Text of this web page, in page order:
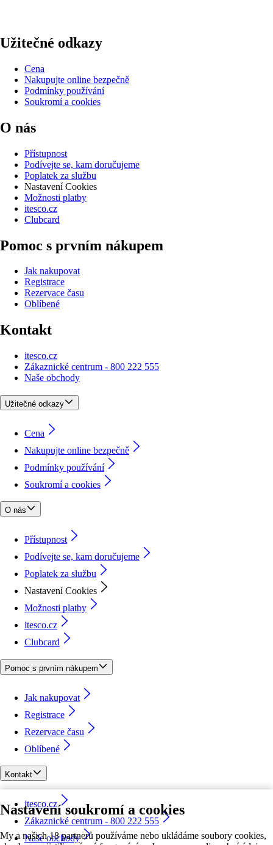
Nastavení soukromí a cookies
My a našich 18 partnerů používáme nebo ukládáme soubory cookies,
Užitečné odkazy
Cena
Nakupujte online bezpečně
Podmínky používání
Soukromí a cookies
O nás
Přístupnost
Podívejte se, kam doručujeme
Poplatek za službu
Nastavení Cookies
Možnosti platby
itesco.cz
Clubcard
Pomoc s prvním nákupem
Jak nakupovat
Registrace
Rezervace času
Oblíbené
Kontakt
itesco.cz
Zákaznické centrum - 800 222 555
Naše obchody
Užitečné odkazy
Cena
Nakupujte online bezpečně
Podmínky používání
Soukromí a cookies
O nás
Přístupnost
Podívejte se, kam doručujeme
Poplatek za službu
Nastavení Cookies
Možnosti platby
itesco.cz
Clubcard
Pomoc s prvním nákupem
Jak nakupovat
Registrace
Rezervace času
Oblíbené
Kontakt
itesco.cz
Zákaznické centrum - 800 222 555
Naše obchody